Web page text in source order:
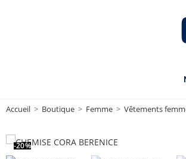
Accueil > Boutique > Femme > Vêtements
-20%